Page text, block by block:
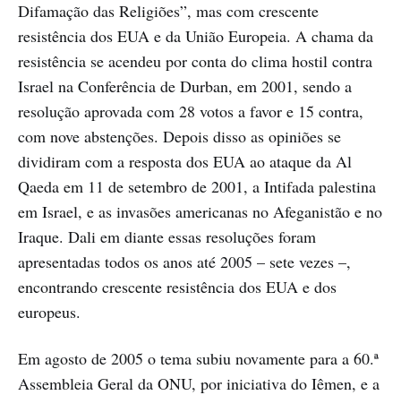
Difamação das Religiões”, mas com crescente
resistência dos EUA e da União Europeia. A chama da
resistência se acendeu por conta do clima hostil contra
Israel na Conferência de Durban, em 2001, sendo a
resolução aprovada com 28 votos a favor e 15 contra,
com nove abstenções. Depois disso as opiniões se
dividiram com a resposta dos EUA ao ataque da Al
Qaeda em 11 de setembro de 2001, a Intifada palestina
em Israel, e as invasões americanas no Afeganistão e no
Iraque. Dali em diante essas resoluções foram
apresentadas todos os anos até 2005 – sete vezes –,
encontrando crescente resistência dos EUA e dos
europeus.
Em agosto de 2005 o tema subiu novamente para a 60.ª
Assembleia Geral da ONU, por iniciativa do Iêmen, e a